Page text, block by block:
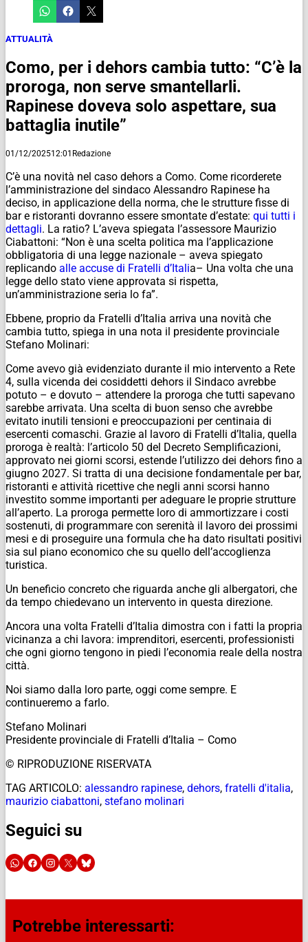
ATTUALITÀ
Como, per i dehors cambia tutto: “C’è la
proroga, non serve smantellarli.
Rapinese doveva solo aspettare, sua
battaglia inutile”
01/12/202512:01 Redazione
C’è una novità nel caso dehors a Como. Come ricorderete
l’amministrazione del sindaco Alessandro Rapinese ha
deciso, in applicazione della norma, che le strutture fisse di
bar e ristoranti dovranno essere smontate d’estate: qui tutti i
dettagli. La ratio? L’aveva spiegata l’assessore Maurizio
Ciabattoni: “Non è una scelta politica ma l’applicazione
obbligatoria di una legge nazionale – aveva spiegato
replicando alle accuse di Fratelli d’Italia– Una volta che una
legge dello stato viene approvata si rispetta,
un’amministrazione seria lo fa”.
Ebbene, proprio da Fratelli d’Italia arriva una novità che
cambia tutto, spiega in una nota il presidente provinciale
Stefano Molinari:
Come avevo già evidenziato durante il mio intervento a Rete
4, sulla vicenda dei cosiddetti dehors il Sindaco avrebbe
potuto – e dovuto – attendere la proroga che tutti sapevano
sarebbe arrivata. Una scelta di buon senso che avrebbe
evitato inutili tensioni e preoccupazioni per centinaia di
esercenti comaschi. Grazie al lavoro di Fratelli d’Italia, quella
proroga è realtà: l’articolo 50 del Decreto Semplificazioni,
approvato nei giorni scorsi, estende l’utilizzo dei dehors fino a
giugno 2027. Si tratta di una decisione fondamentale per bar,
ristoranti e attività ricettive che negli anni scorsi hanno
investito somme importanti per adeguare le proprie strutture
all’aperto. La proroga permette loro di ammortizzare i costi
sostenuti, di programmare con serenità il lavoro dei prossimi
mesi e di proseguire una formula che ha dato risultati positivi
sia sul piano economico che su quello dell’accoglienza
turistica.
Un beneficio concreto che riguarda anche gli albergatori, che
da tempo chiedevano un intervento in questa direzione.
Ancora una volta Fratelli d’Italia dimostra con i fatti la propria
vicinanza a chi lavora: imprenditori, esercenti, professionisti
che ogni giorno tengono in piedi l’economia reale della nostra
città.
Noi siamo dalla loro parte, oggi come sempre. E
continueremo a farlo.
Stefano Molinari
Presidente provinciale di Fratelli d’Italia – Como
© RIPRODUZIONE RISERVATA
TAG ARTICOLO: alessandro rapinese, dehors, fratelli d'italia,
maurizio ciabattoni, stefano molinari
Seguici su
Potrebbe interessarti: